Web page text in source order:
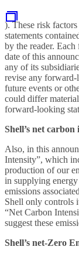
). These risk
statements
by the reader.
date of this
any of its
revise any forward-
future events or
could differ
forward-looking
Shell’s net carbon
Also, in this
Intensity”, which
production of our
in supplying
emissions
Shell only controls
“Net Carbon
suggest these
Shell’s net-Zero